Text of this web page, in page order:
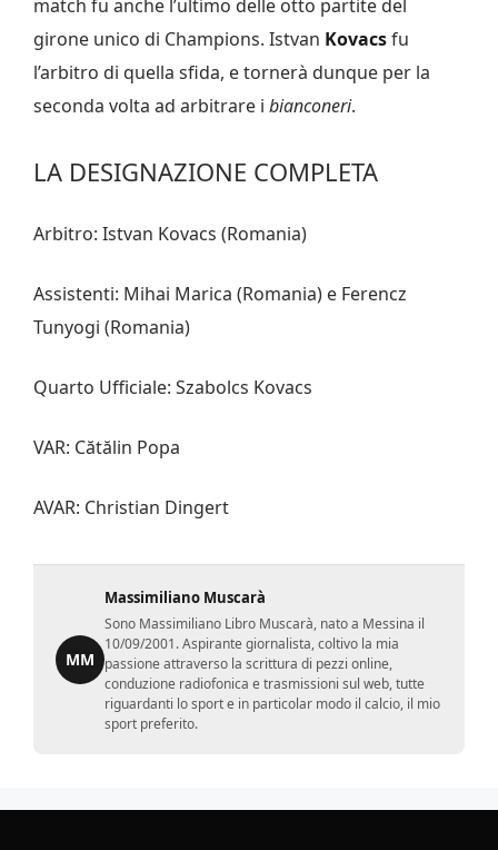
match fu anche l’ultimo delle otto partite del
girone unico di Champions. Istvan Kovacsfu
l’arbitro di quella sfida, e tornerà dunque per la
seconda volta ad arbitrare i bianconeri.
LA DESIGNAZIONE COMPLETA
Arbitro: Istvan Kovacs (Romania)
Assistenti: Mihai Marica (Romania) e Ferencz
Tunyogi (Romania)
Quarto Ufficiale: Szabolcs Kovacs
VAR: Cătălin Popa
AVAR: Christian Dingert
MM
Massimiliano Muscarà
Sono Massimiliano Libro Muscarà, nato a Messina il
10/09/2001. Aspirante giornalista, coltivo la mia
passione attraverso la scrittura di pezzi online,
conduzione radiofonica e trasmissioni sul web, tutte
riguardanti lo sport e in particolar modo il calcio, il mio
sport preferito.